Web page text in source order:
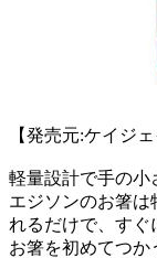
【発売元:ケイジェ
軽量設計で手の小
エジソンのお箸は
れるだけで、すぐ
お箸を初めてつ